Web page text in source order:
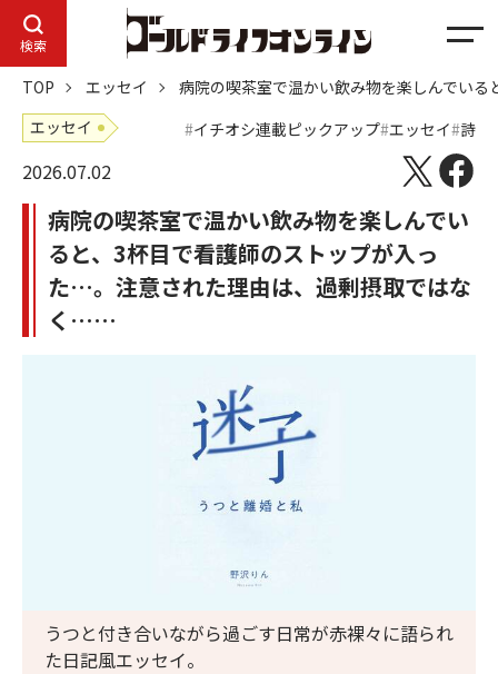
検索
メ
ュ
ー
TOP エッセイ
病院の喫茶室で温かい飲み物を楽しんでい
エッセイ
イチオシ連載ピックアップ エッセイ 詩
2026.07.02
病院の喫茶室で温かい飲み物を楽しんでい
ると、3杯目で看護師のストップが入っ
た…。注意された理由は、過剰摂取ではな
く……
うつと付き合いながら過ごす日常が赤裸々に語られ
た日記風エッセイ。